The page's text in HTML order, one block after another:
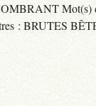
Mot(s)
: BRUTES